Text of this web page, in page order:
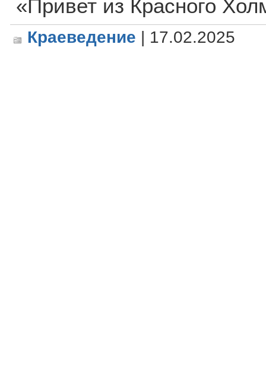
«Привет из Красного
Краеведение | 17.02.2025